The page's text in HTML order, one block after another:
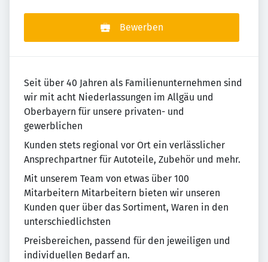
Bewerben
Seit über 40 Jahren als Familienunternehmen sind
wir mit acht Niederlassungen im Allgäu und
Oberbayern für unsere privaten- und
gewerblichen
Kunden stets regional vor Ort ein verlässlicher
Ansprechpartner für Autoteile, Zubehör und mehr.
Mit unserem Team von etwas über 100
Mitarbeitern Mitarbeitern bieten wir unseren
Kunden quer über das Sortiment, Waren in den
unterschiedlichsten
Preisbereichen, passend für den jeweiligen und
individuellen Bedarf an.